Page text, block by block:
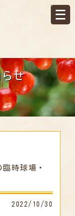
せ
時球場・
2022/10/30